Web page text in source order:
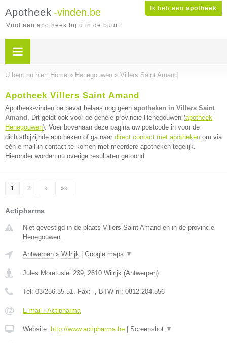
Ik heb een apotheek
Apotheek -vinden.be
Vind een apotheek bij u in de buurt!
U bent nu hier: Home » Henegouwen » Villers Saint Amand
Apotheek Villers Saint Amand
Apotheek-vinden.be bevat helaas nog geen apotheken in Villers Saint
Amand . Dit geldt ook voor de gehele provincie Henegouwen (apotheek
Henegouwen). Voer bovenaan deze pagina uw postcode in voor de
dichtstbijzijnde apotheken of ga naar direct contact met apotheken om via
één e-mail in contact te komen met meerdere apotheken tegelijk.
Hieronder worden nu overige resultaten getoond.
1 2 » »»
Actipharma
Niet gevestigd in de plaats Villers Saint Amand en in de provincie
Henegouwen.
Antwerpen » Wilrijk Google maps ▼
Jules Moretuslei 239, 2610 Wilrijk (Antwerpen)
Tel: 03/256.35.51, Fax: -, BTW-nr: 0812.204.556
E-mail › Actipharma
Website: http://www.actipharma.be Screenshot ▼